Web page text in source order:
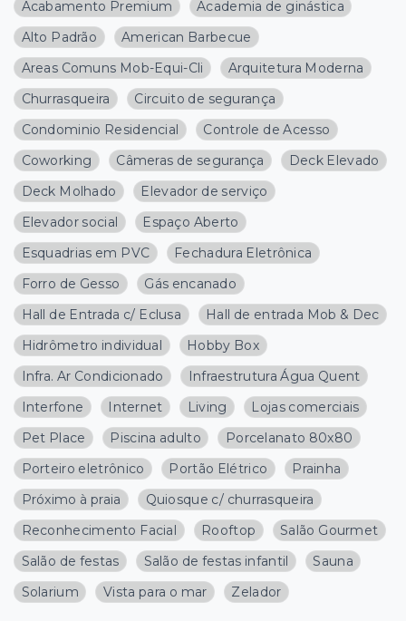
Acabamento Premium
Academia de ginástica
Alto Padrão
American Barbecue
Areas Comuns Mob-Equi-Cli
Arquitetura Moderna
Churrasqueira
Circuito de segurança
Condominio Residencial
Controle de Acesso
Coworking
Câmeras de segurança
Deck Elevado
Deck Molhado
Elevador de serviço
Elevador social
Espaço Aberto
Esquadrias em PVC
Fechadura Eletrônica
Forro de Gesso
Gás encanado
Hall de Entrada c/ Eclusa
Hall de entrada Mob & Dec
Hidrômetro individual
Hobby Box
Infra. Ar Condicionado
Infraestrutura Água Quent
Interfone
Internet Living
Lojas comerciais
Pet Place
Piscina adulto
Porcelanato 80x80
Porteiro eletrônico
Portão Elétrico
Prainha
Próximo à praia
Quiosque c/ churrasqueira
Reconhecimento Facial
Rooftop
Salão Gourmet
Salão de festas
Salão de festas infantil
Sauna
Solarium
Vista para o mar Zelador